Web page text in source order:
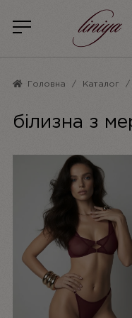
Головна Каталог
білизна з